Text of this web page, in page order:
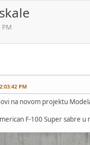
PM
na novom projektu
F-100 Super sabre u